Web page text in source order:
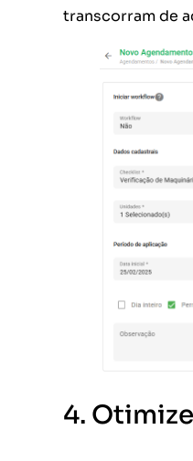
transcorram de
4.